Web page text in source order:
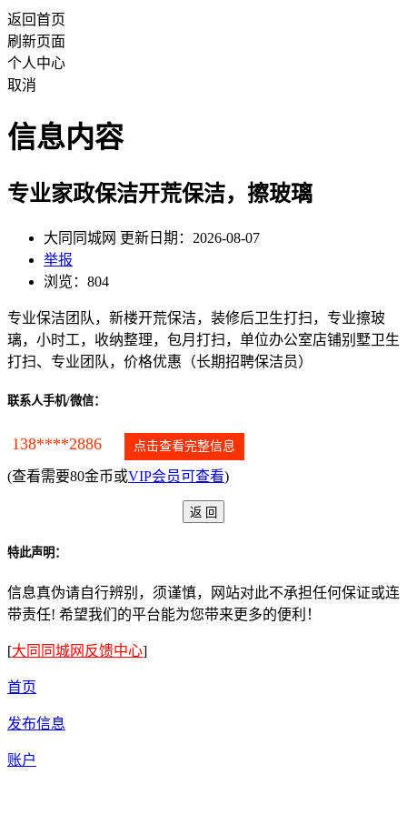
返回首页
刷新页面
个人中心
取消
信息内容
专业家政保洁开荒保洁，擦玻璃
大同同城网 更新日期：2026-08-07
举报
浏览：804
专业保洁团队，新楼开荒保洁，装修后卫生打扫，专业擦玻
璃，小时工，收纳整理，包月打扫，单位办公室店铺别墅卫生
打扫、专业团队，价格优惠（长期招聘保洁员）
联系人手机/微信：
138****2886 点击查看完整信息
(查看需要80金币或VIP会员可查看)
特此声明：
信息真伪请自行辨别，须谨慎，网站对此不承担任何保证或连
带责任! 希望我们的平台能为您带来更多的便利！
[大同同城网反馈中心]
首页
发布信息
账户